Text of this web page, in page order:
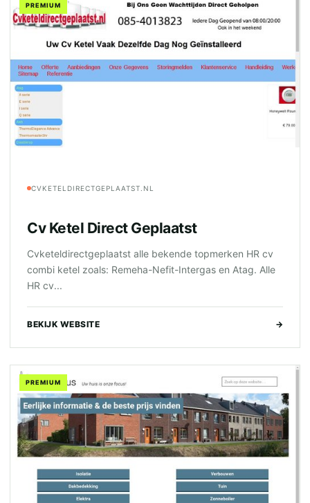
PREMIUM
CVKETELDIRECTGEPLAATST.NL
Cv Ketel Direct Geplaatst
Cvketeldirectgeplaatst alle bekende topmerken HR cv
combi ketel zoals: Remeha-Nefit-Intergas en Atag. Alle
HR cv...
BEKIJK WEBSITE →
PREMIUM